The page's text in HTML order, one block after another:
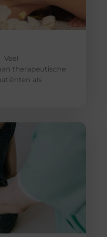
Veel
therapeutische
als